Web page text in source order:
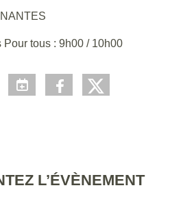
Pour tous : 9h00 / 10h00
L’ÉVÈNEMENT